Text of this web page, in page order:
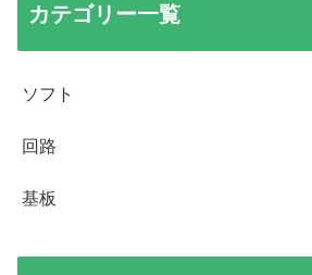
カテゴリー一覧
ソフト
回路
基板